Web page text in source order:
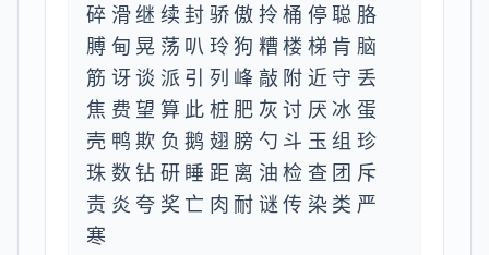
碎滑继续封骄傲拎桶停聪胳
膊甸晃荡叭玲狗糟楼梯肯脑
筋讶谈派引列峰敲附近守丢
焦费望算此桩肥灰讨厌冰蛋
壳鸭欺负鹅翅膀勺斗玉组珍
珠数钻研睡距离油检查团斥
责炎夸奖亡肉耐谜传染类严
寒